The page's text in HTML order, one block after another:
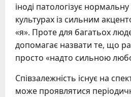
іноді патологізує
культурах із сильним
«я». Проте для багатьох
допомагає назвати те, що
просто «надто сильною
Співзалежність існує на
може проявлятися